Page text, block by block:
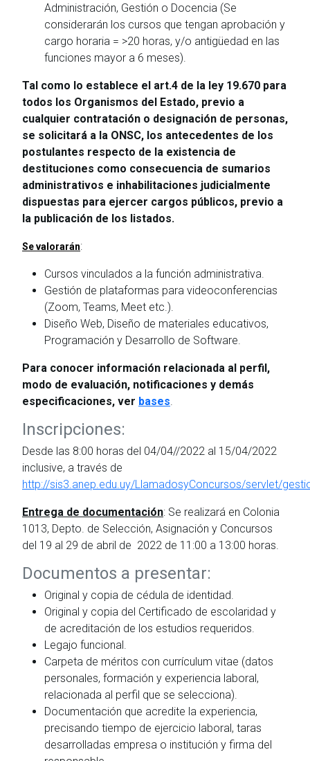
Administración, Gestión o Docencia (Se
considerarán los cursos que tengan aprobación y
cargo horaria = >20 horas, y/o antigüedad en las
funciones mayor a 6 meses).
Tal como lo establece el art.4 de la ley 19.670 para
todos los Organismos del Estado, previo a
cualquier contratación o designación de personas,
se solicitará a la ONSC, los antecedentes de los
postulantes respecto de la existencia de
destituciones como consecuencia de sumarios
administrativos e inhabilitaciones judicialmente
dispuestas para ejercer cargos públicos, previo a
la publicación de los listados.
Se valorarán:
Cursos vinculados a la función administrativa.
Gestión de plataformas para videoconferencias
(Zoom, Teams, Meet etc.).
Diseño Web, Diseño de materiales educativos,
Programación y Desarrollo de Software.
Para conocer información relacionada al perfil,
modo de evaluación, notificaciones y demás
especificaciones, ver bases.
Inscripciones:
Desde las 8:00 horas del 04/04//2022 al 15/04/2022
inclusive, a través de
http://sis3.anep.edu.uy/LlamadosyConcursos/servlet/
Entrega de documentación: Se realizará en Colonia
1013, Depto. de Selección, Asignación y Concursos
del 19 al 29 de abril de 2022 de 11:00 a 13:00 horas.
Documentos a presentar:
Original y copia de cédula de identidad.
Original y copia del Certificado de escolaridad y
de acreditación de los estudios requeridos.
Legajo funcional.
Carpeta de méritos con currículum vitae (datos
personales, formación y experiencia laboral,
relacionada al perfil que se selecciona).
Documentación que acredite la experiencia,
precisando tiempo de ejercicio laboral, taras
desarrolladas empresa o institución y firma del